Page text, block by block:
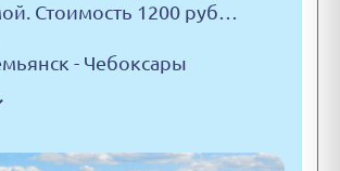
Стоимость 1200 руб…
- Чебоксары